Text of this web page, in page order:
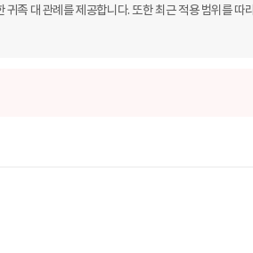
족 대 관례를 제공합니다. 또한 최근 적용 범위를 따